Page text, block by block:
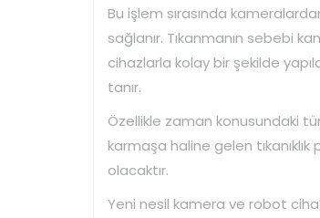
Bu işlem sırasında
sağlanır. Tıkanmanın sebebi
cihazlarla kolay bir şekilde
tanır.
Özellikle zaman konusundaki
karmaşa haline gelen
olacaktır.
Yeni nesil kamera ve robot